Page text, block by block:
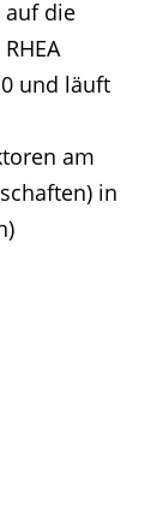
auf die
und läuft
am
in